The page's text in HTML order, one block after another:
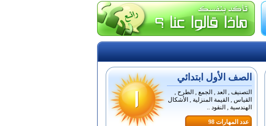
الصف الأول ابتدائي
التصنيف , العد , الجمع , الطرح ,
القياس , القيمة المنزلية , الأشكال
الهندسية , النقود ..
عدد المهارات 98